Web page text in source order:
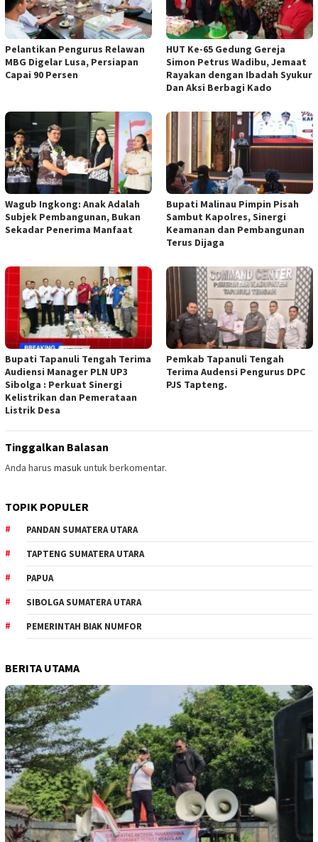
Pelantikan Pengurus Relawan
MBG Digelar Lusa, Persiapan
Capai 90 Persen
HUT Ke-65 Gedung Gereja
Simon Petrus Wadibu, Jemaat
Rayakan dengan Ibadah Syukur
Dan Aksi Berbagi Kado
Wagub Ingkong: Anak Adalah
Subjek Pembangunan, Bukan
Sekadar Penerima Manfaat
Bupati Malinau Pimpin Pisah
Sambut Kapolres, Sinergi
Keamanan dan Pembangunan
Terus Dijaga
Bupati Tapanuli Tengah Terima
Audiensi Manager PLN UP3
Sibolga : Perkuat Sinergi
Kelistrikan dan Pemerataan
Listrik Desa
Pemkab Tapanuli Tengah
Terima Audensi Pengurus DPC
PJS Tapteng.
Tinggalkan Balasan
Anda harus masukuntuk berkomentar.
TOPIK POPULER
PANDAN SUMATERA UTARA
TAPTENG SUMATERA UTARA
PAPUA
SIBOLGA SUMATERA UTARA
PEMERINTAH BIAK NUMFOR
BERITA UTAMA